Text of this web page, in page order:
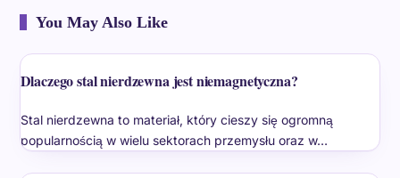
You May Also Like
Dlaczego stal nierdzewna jest niemagnetyczna?
Stal nierdzewna to materiał, który cieszy się ogromną
popularnością w wielu sektorach przemysłu oraz w…